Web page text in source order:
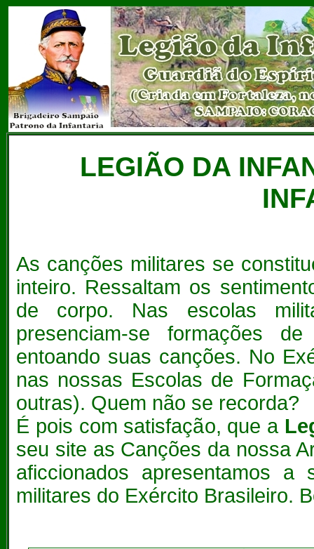
LEGIÃO DA
As canções militares se
inteiro. Ressaltam os
de corpo. Nas escolas
presenciam-se formações
entoando suas canções. No
nas nossas Escolas de
outras). Quem não se recorda?
É pois com satisfação, que a
seu site as Canções da nossa
aficcionados apresentamos
militares do Exército Brasileiro.